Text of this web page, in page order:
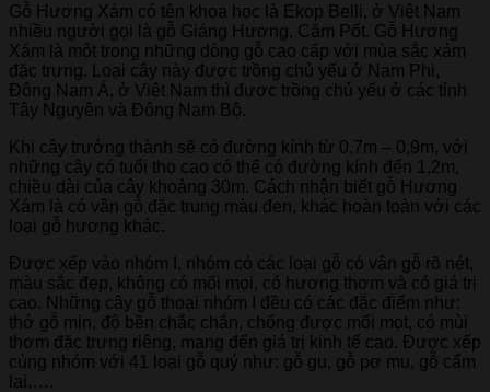
Gỗ Hương Xám có tên khoa học là Ekop Belli, ở Việt Nam
nhiều người gọi là gỗ Giáng Hương, Căm Pốt. Gỗ Hương
Xám là một trong những dòng gỗ cao cấp với mùa sắc xám
đặc trưng. Loại cây này được trồng chủ yếu ở Nam Phi,
Đông Nam Á, ở Việt Nam thì được trồng chủ yếu ở các tỉnh
Tây Nguyên và Đông Nam Bộ.
Khi cây trưởng thành sẽ có đường kính từ 0,7m – 0,9m, với
những cây có tuổi thọ cao có thể có đường kính đến 1,2m,
chiều dài của cây khoảng 30m. Cách nhận biết gỗ Hương
Xám là có vân gỗ đặc trung màu đen, khác hoàn toàn với các
loại gỗ hương khác.
Được xếp vào nhóm I, nhóm có các loại gỗ có vân gỗ rõ nét,
màu sắc đẹp, không có mối mọi, có hương thơm và có giá trị
cao. Những cây gỗ thoại nhóm I đều có các đặc điểm như:
thớ gỗ mịn, độ bền chắc chắn, chống được mối mọt, có mùi
thơm đặc trưng riêng, mang đến giá trị kinh tế cao. Được xếp
cùng nhóm với 41 loại gỗ quý như: gỗ gụ, gỗ pơ mu, gỗ cẩm
lai,….